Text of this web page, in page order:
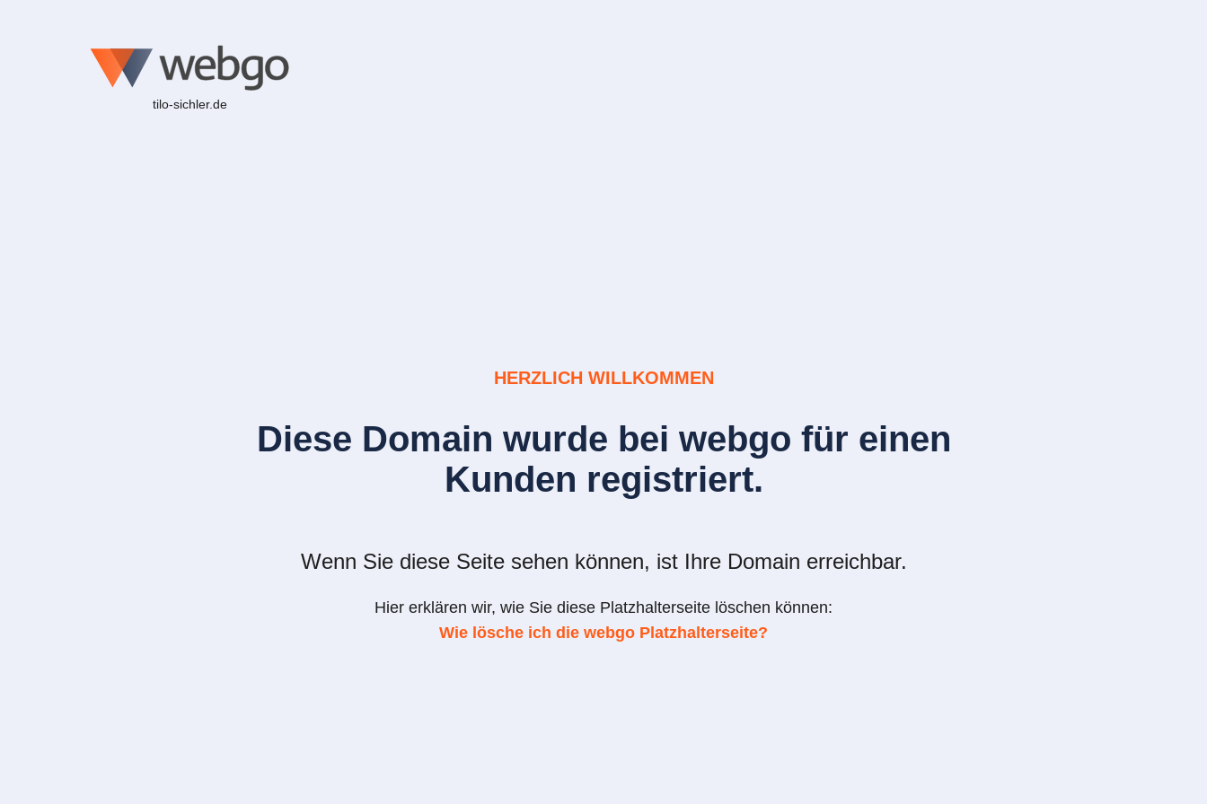
tilo-sichler.de
HERZLICH WILLKOMMEN
Diese Domain wurde bei webgo für einen
Kunden registriert.
Wenn Sie diese Seite sehen können, ist Ihre Domain erreichbar.
Hier erklären wir, wie Sie diese Platzhalterseite löschen können:
Wie lösche ich die webgo Platzhalterseite?